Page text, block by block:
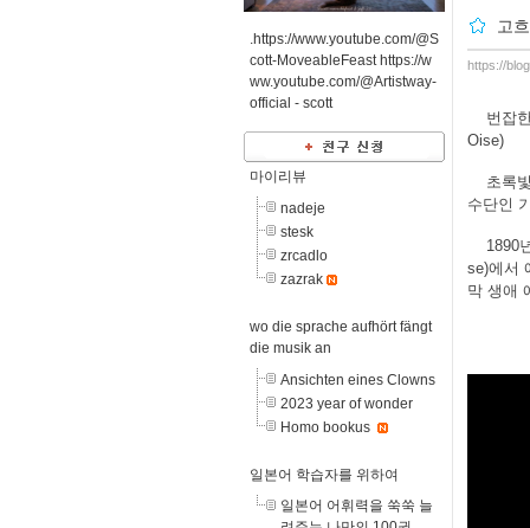
.https://www.youtube.com/@S
cott-MoveableFeast https://w
ww.youtube.com/@Artistway-
official - scott
마이리뷰
nadeje
stesk
zrcadlo
zazrak
wo die sprache aufhört fängt
die musik an
Ansichten eines Clowns
2023 year of wonder
Homo bookus
일본어 학습자를 위하여
일본어 어휘력을 쑥쑥 늘
고
https://
번잡
Oise)
초록
수단인
1890
se)에서
막 생애